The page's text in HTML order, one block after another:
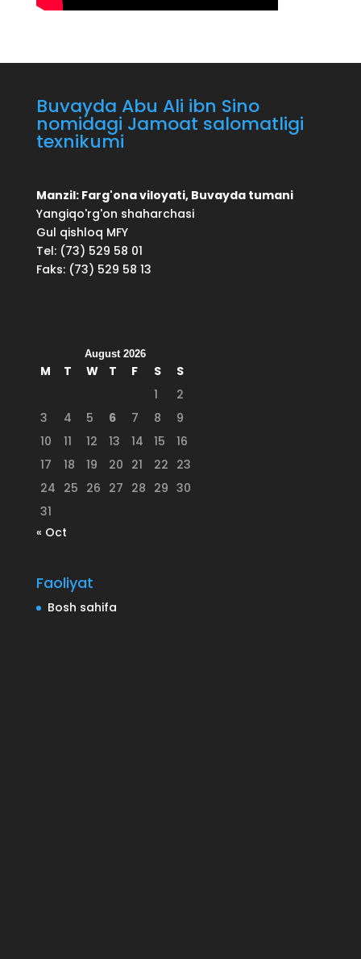
Buvayda Abu Ali ibn Sino
nomidagi Jamoat salomatligi
texnikumi
Manzil: Farg'ona viloyati, Buvayda tumani
Yangiqo'rg'on shaharchasi
Gul qishloq MFY
Tel: (73) 529 58 01
Faks: (73) 529 58 13
August 2026
M T W T F S
S
1
2
3
4 5 6 7 8
9
10
11 12 13 14 15
16
17
18 19 20 21 22 23
24 25 26 27 28 29 30
31
« Oct
Faoliyat
Bosh sahifa